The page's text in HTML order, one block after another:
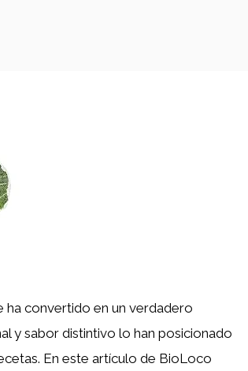
ha convertido en un verdadero
y sabor distintivo lo han posicionado
En este artículo de BioLoco